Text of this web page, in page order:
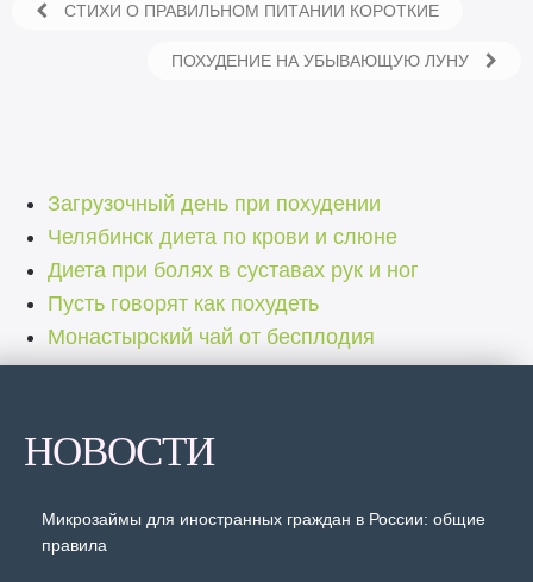
СТИХИ О ПРАВИЛЬНОМ ПИТАНИИ КОРОТКИЕ
ПОХУДЕНИЕ НА УБЫВАЮЩУЮ ЛУНУ
Загрузочный день при похудении
Челябинск диета по крови и слюне
Диета при болях в суставах рук и ног
Пусть говорят как похудеть
Монастырский чай от бесплодия
НОВОСТИ
Микрозаймы для иностранных граждан в России: общие
правила